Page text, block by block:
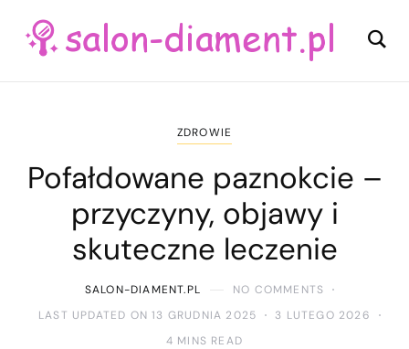
ZDROWIE
Pofałdowane paznokcie –
przyczyny, objawy i
skuteczne leczenie
SALON-DIAMENT.PL
NO COMMENTS
LAST UPDATED ON 13 GRUDNIA 2025
3 LUTEGO 2026
4 MINS READ